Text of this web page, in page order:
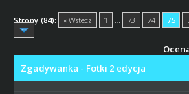
Strony (84): « Wstecz 1 73 74 75
Zgadywanka - Fotki 2 edycja